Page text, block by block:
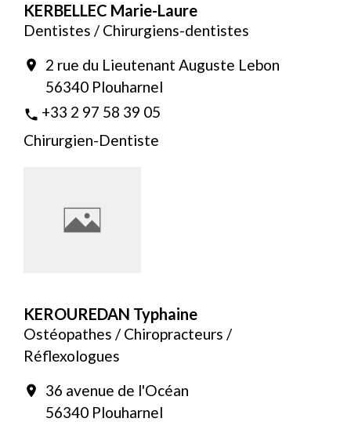
KERBELLEC Marie-Laure
Dentistes / Chirurgiens-dentistes
location_on
2 rue du Lieutenant Auguste Lebon
56340 Plouharnel
phone +33 2 97 58 39 05
Chirurgien-Dentiste
KEROUREDAN Typhaine
Ostéopathes / Chiropracteurs /
Réflexologues
location_on
36 avenue de l'Océan
56340 Plouharnel